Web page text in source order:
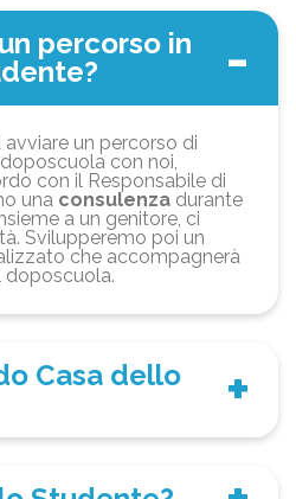
percorso in
un percorso di
con noi,
con il Responsabile di
una consulenza durante
a un genitore, ci
Svilupperemo poi un
che accompagnerà
Casa dello